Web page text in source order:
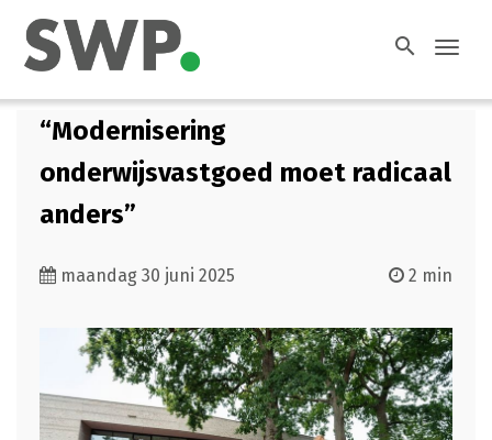
search
“Modernisering
onderwijsvastgoed moet radicaal
anders”
maandag 30 juni 2025 2 min